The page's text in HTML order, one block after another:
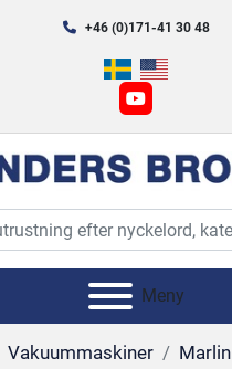
+46 (0)171-41 30 48
youtube
Meny
Vakuummaskiner Marlin